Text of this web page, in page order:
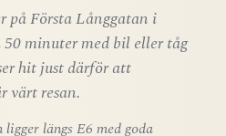
på Första Långgatan i
minuter med bil eller tåg
hit just därför att
värt resan.
längs E6 med goda